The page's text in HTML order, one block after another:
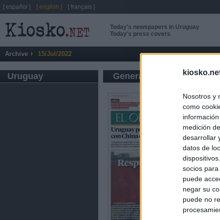
Nosotros y
como
medición
desarrollar
datos de
socios
puede
negar su
puede no
Today's newspapers in Uruguay
Today's press covers
Archive 15/Jul/2022
Uruguay General press
[ español ] [ english ] [ français ]